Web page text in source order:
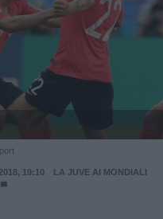
19:10
LA JUVE AI MONDIALI